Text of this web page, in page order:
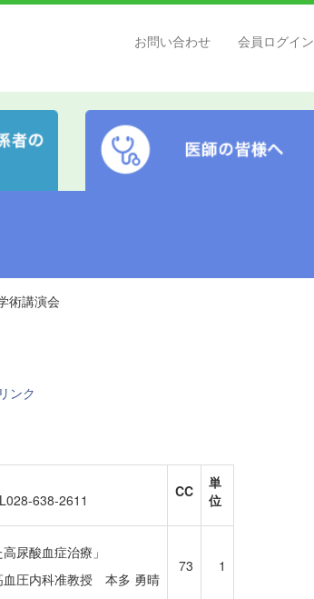
お問い合わせ 会員ログイン
術講演会
ンク
638-2611
CC
単
位
尿酸血症治療」
圧内科准教授 本多 勇晴
73 1